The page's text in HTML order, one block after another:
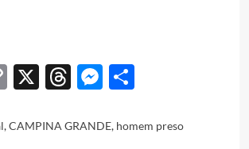
De
levada
Copy
X Threads
Messenger
Share
,CAMPINA GRANDE, homem preso